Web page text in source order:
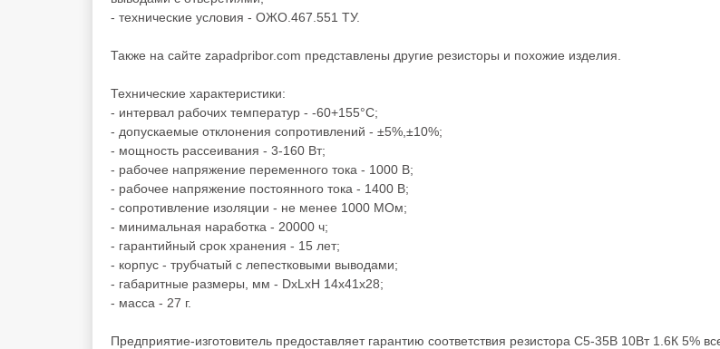
- технические условия - ОЖО.467.551 ТУ.
Также на сайте zapadpribor.com представлены другие резисторы и похожие изделия.
Технические характеристики:
- интервал рабочих температур - -60+155°C;
- допускаемые отклонения сопротивлений - ±5%,±10%;
- мощность рассеивания - 3-160 Вт;
- рабочее напряжение переменного тока - 1000 В;
- рабочее напряжение постоянного тока - 1400 В;
- сопротивление изоляции - не менее 1000 МОм;
- минимальная наработка - 20000 ч;
- гарантийный срок хранения - 15 лет;
- корпус - трубчатый с лепестковыми выводами;
- габаритные размеры, мм - DxLxH 14x41x28;
- масса - 27 г.
Предприятие-изготовитель предоставляет гарантию соответствия резистора С5-35В 10Вт 1.6К 5%